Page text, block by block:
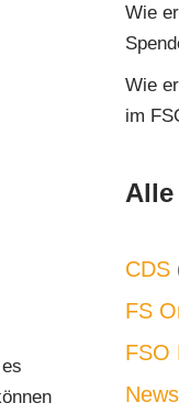
Wie
Wie
im
CDS
FS
FSO